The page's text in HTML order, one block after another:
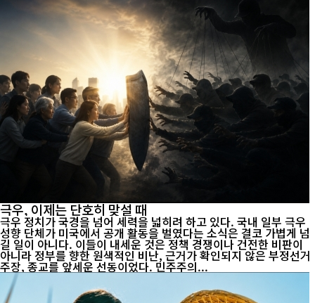
극우, 이제는 단호히 맞설 때
극우 정치가 국경을 넘어 세력을 넓히려 하고 있다. 국내 일부 극우
성향 단체가 미국에서 공개 활동을 벌였다는 소식은 결코 가볍게 넘
길 일이 아니다. 이들이 내세운 것은 정책 경쟁이나 건전한 비판이
아니라 정부를 향한 원색적인 비난, 근거가 확인되지 않은 부정선거
주장, 종교를 앞세운 선동이었다. 민주주의...